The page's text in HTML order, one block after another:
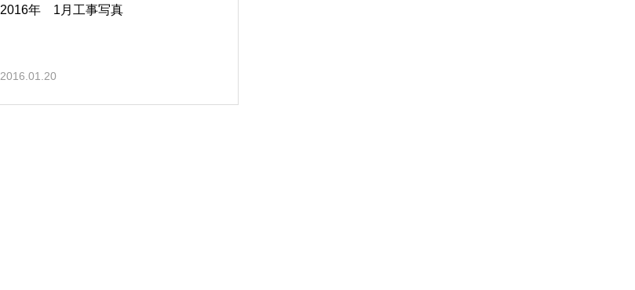
2016年 1月工事写真
2016.01.20